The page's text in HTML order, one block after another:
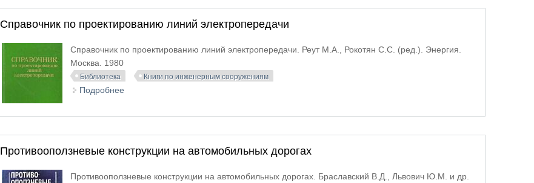
Справочник по проектированию линий электропередачи
Справочник по проектированию линий электропередачи. Реут М.А., Рокотян С.С. (ред.). Энергия.
Москва. 1980
Библиотека Книги по инженерным сооружениям
Подробнее
Противооползневые конструкции на автомобильных дорогах
Противооползневые конструкции на автомобильных дорогах. Браславский В.Д., Львович Ю.М. и др.